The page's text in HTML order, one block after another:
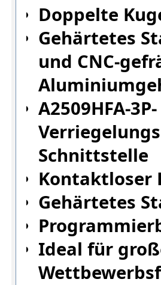
Doppelte
Gehärtetes
und CNC-
A2509HFA-3P-
Schnittstelle
Kontaktloser
Gehärtetes
Ideal für